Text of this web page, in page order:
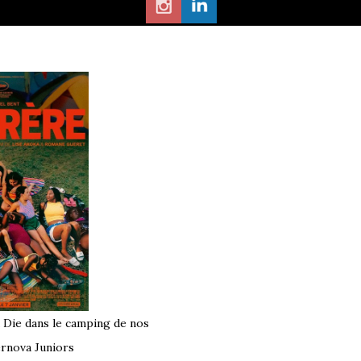
dans le camping de nos
Juniors